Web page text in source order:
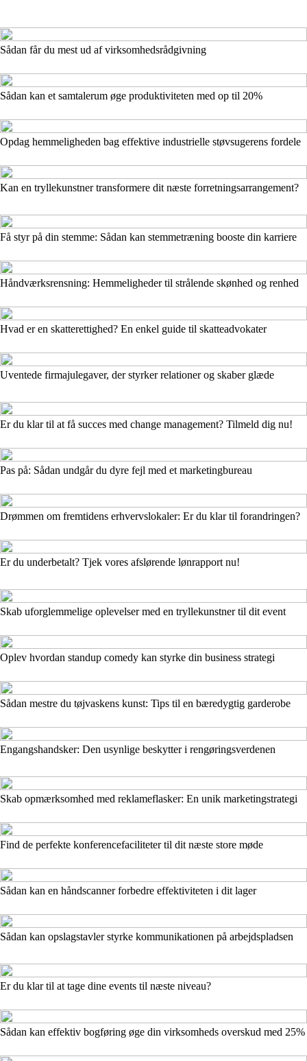
Sådan får du mest ud af virksomhedsrådgivning
Sådan kan et samtalerum øge produktiviteten med op til 20%
Opdag hemmeligheden bag effektive industrielle støvsugerens fordele
Kan en tryllekunstner transformere dit næste forretningsarrangement?
Få styr på din stemme: Sådan kan stemmetræning booste din karriere
Håndværksrensning: Hemmeligheder til strålende skønhed og renhed
Hvad er en skatterettighed? En enkel guide til skatteadvokater
Uventede firmajulegaver, der styrker relationer og skaber glæde
Er du klar til at få succes med change management? Tilmeld dig nu!
Pas på: Sådan undgår du dyre fejl med et marketingbureau
Drømmen om fremtidens erhvervslokaler: Er du klar til forandringen?
Er du underbetalt? Tjek vores afslørende lønrapport nu!
Skab uforglemmelige oplevelser med en tryllekunstner til dit event
Oplev hvordan standup comedy kan styrke din business strategi
Sådan mestre du tøjvaskens kunst: Tips til en bæredygtig garderobe
Engangshandsker: Den usynlige beskytter i rengøringsverdenen
Skab opmærksomhed med reklameflasker: En unik marketingstrategi
Find de perfekte konferencefaciliteter til dit næste store møde
Sådan kan en håndscanner forbedre effektiviteten i dit lager
Sådan kan opslagstavler styrke kommunikationen på arbejdspladsen
Er du klar til at tage dine events til næste niveau?
Sådan kan effektiv bogføring øge din virksomheds overskud med 25%